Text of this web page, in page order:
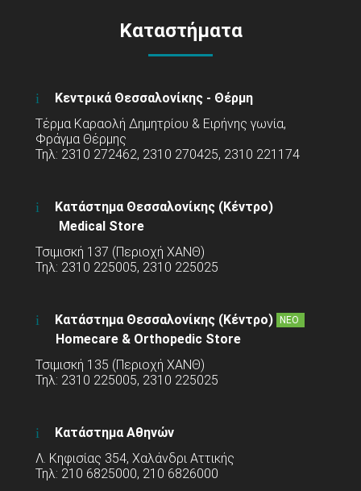
Καταστήματα
Κεντρικά Θεσσαλονίκης - Θέρμη
Τέρμα Καραολή Δημητρίου & Ειρήνης γωνία,
Φράγμα Θέρμης
Τηλ: 2310 272462, 2310 270425, 2310 221174
Κατάστημα Θεσσαλονίκης (Κέντρο)
Medical Store
Τσιμισκή 137 (Περιοχή ΧΑΝΘ)
Τηλ: 2310 225005, 2310 225025
Κατάστημα Θεσσαλονίκης (Κέντρο) ΝΕΟ
Homecare & Orthopedic Store
Τσιμισκή 135 (Περιοχή ΧΑΝΘ)
Τηλ: 2310 225005, 2310 225025
Κατάστημα Αθηνών
Λ. Κηφισίας 354, Χαλάνδρι Αττικής
Τηλ: 210 6825000, 210 6826000